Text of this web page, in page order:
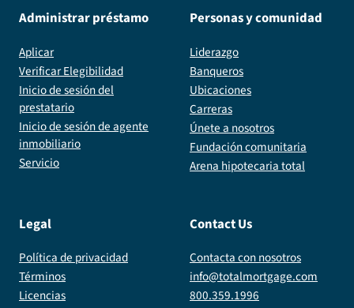
Administrar préstamo
Aplicar
Verificar Elegibilidad
Inicio de sesión del
prestatario
Inicio de sesión de agente
inmobiliario
Servicio
Personas y comunidad
Liderazgo
Banqueros
Ubicaciones
Carreras
Únete a nosotros
Fundación comunitaria
Arena hipotecaria total
Legal
Política de privacidad
Términos
Licencias
Contact Us
Contacta con nosotros
info@totalmortgage.com
800.359.1996